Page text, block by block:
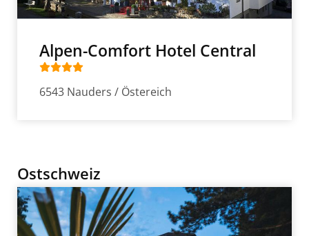
Alpen-Comfort Hotel Central
6543 Nauders / Östereich
Ostschweiz